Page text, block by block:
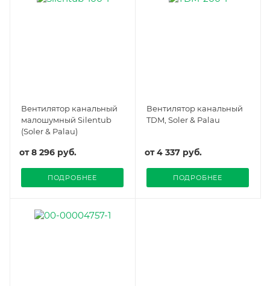
Вентилятор канальный
малошумный Silentub
(Soler & Palau)
от8 296 руб.
ПОДРОБНЕЕ
Вентилятор канальный
TDM, Soler & Palau
от4 337 руб.
ПОДРОБНЕЕ